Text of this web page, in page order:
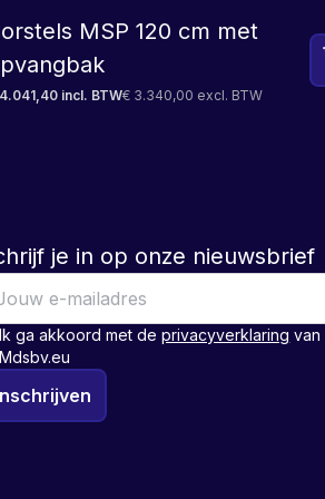
MSP 120 cm met
incl. BTW€ 3.340,00 excl. BTW
je in op onze nieuwsbrief
Ik ga akkoord met deprivacyverklaring van
Mdsbv.eu